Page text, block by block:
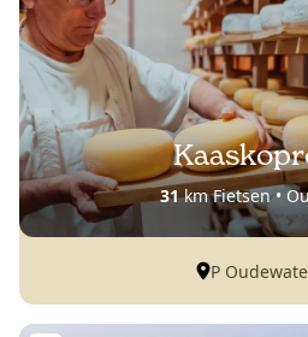
31km Fietsen •
P